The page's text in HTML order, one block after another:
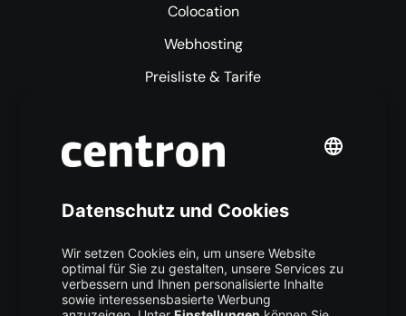
Colocation
Webhosting
Preisliste & Tarife
Mehr centron
High Availability
Trust Center
Data Recovery
Backup Service